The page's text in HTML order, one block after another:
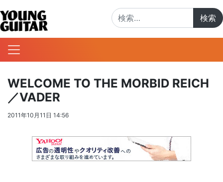
WELCOME TO THE MORBID REICH
／VADER
2011年10月11日 14:56